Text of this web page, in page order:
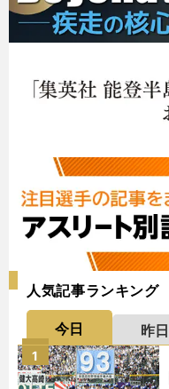
人気記事ランキング
今日 昨日
1